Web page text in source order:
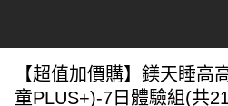
【超值加價購】鎂天睡高
童PLUS+)-7日體驗組(共